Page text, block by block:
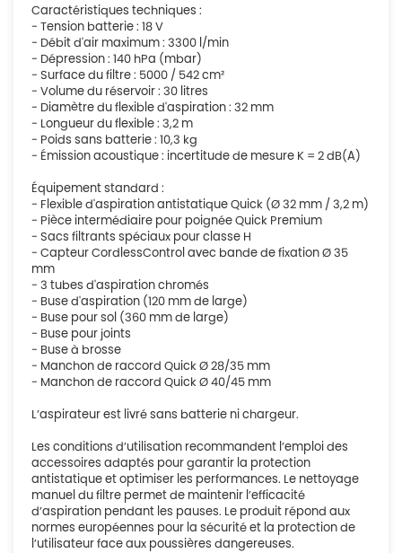
Caractéristiques techniques :
- Tension batterie : 18 V
- Débit d'air maximum : 3300 l/min
- Dépression : 140 hPa (mbar)
- Surface du filtre : 5000 / 542 cm²
- Volume du réservoir : 30 litres
- Diamètre du flexible d'aspiration : 32 mm
- Longueur du flexible : 3,2 m
- Poids sans batterie : 10,3 kg
- Émission acoustique : incertitude de mesure K = 2 dB(A)
Équipement standard :
- Flexible d'aspiration antistatique Quick (Ø 32 mm / 3,2 m)
- Pièce intermédiaire pour poignée Quick Premium
- Sacs filtrants spéciaux pour classe H
- Capteur CordlessControl avec bande de fixation Ø 35
mm
- 3 tubes d'aspiration chromés
- Buse d'aspiration (120 mm de large)
- Buse pour sol (360 mm de large)
- Buse pour joints
- Buse à brosse
- Manchon de raccord Quick Ø 28/35 mm
- Manchon de raccord Quick Ø 40/45 mm
L’aspirateur est livré sans batterie ni chargeur.
Les conditions d’utilisation recommandent l’emploi des
accessoires adaptés pour garantir la protection
antistatique et optimiser les performances. Le nettoyage
manuel du filtre permet de maintenir l’efficacité
d’aspiration pendant les pauses. Le produit répond aux
normes européennes pour la sécurité et la protection de
l’utilisateur face aux poussières dangereuses.